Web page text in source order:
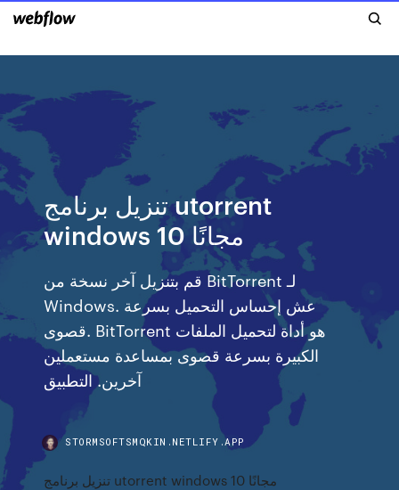
تنزيل برنامج utorrent
windows 10 مجانًا
قم بتنزيل آخر نسخة من BitTorrent لـ
Windows. عش إحساس التحميل بسرعة
قصوى. BitTorrent هو أداة لتحميل الملفات
الكبيرة بسرعة قصوى بمساعدة مستعملين
آخرين. التطبيق
STORMSOFTSMQKIN.NETLIFY.APP
تنزيل برنامج utorrent windows 10 مجانًا